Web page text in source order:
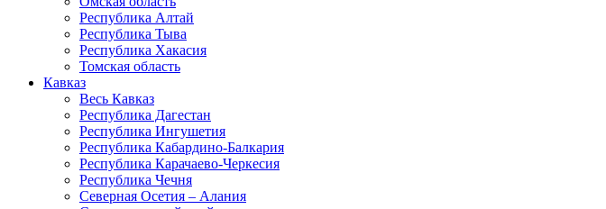
Республика Алтай
Республика Тыва
Республика Хакасия
Томская область
Кавказ
Весь Кавказ
Республика Дагестан
Республика Ингушетия
Республика Кабардино-Балкария
Республика Карачаево-Черкесия
Республика Чечня
Северная Осетия – Алания